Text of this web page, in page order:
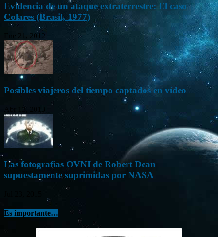
Evidencia de un ataque extraterrestre: El caso
Colares (Brasil, 1977)
Ene 21, 2012
Posibles viajeros del tiempo captados en vídeo
Las fotografías OVNI de Robert Dean
supuestamente suprimidas por NASA
Es importante…